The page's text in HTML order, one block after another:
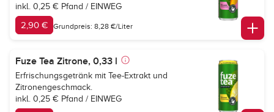
inkl. 0,25 € Pfand / EINWEG
2,90 € Grundpreis: 8,28 €/Liter
Fuze Tea Zitrone, 0,33 l
Erfrischungsgetränk mit Tee-Extrakt und
Zitronengeschmack.
inkl. 0,25 € Pfand / EINWEG